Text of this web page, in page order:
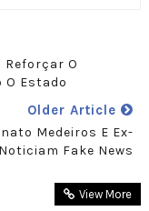
Reforçar O
O Estado
Older Article
Medeiros E Ex-
Fake News
View More